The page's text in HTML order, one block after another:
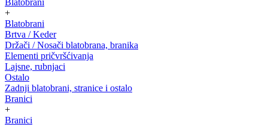
Blatobrani
+
Blatobrani
Brtva / Keder
Držači / Nosači blatobrana, branika
Elementi pričvršćivanja
Lajsne, rubnjaci
Ostalo
Zadnji blatobrani, stranice i ostalo
Branici
+
Branici